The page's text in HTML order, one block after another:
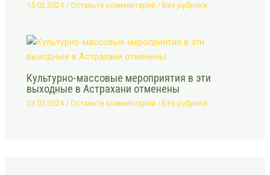
15.02.2024/Оставьте комментарий /Без рубрики
Культурно-массовые мероприятия в эти
выходные в Астрахани отменены
23.03.2024 /Оставьте комментарий /Без рубрики